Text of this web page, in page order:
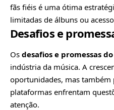
fãs fiéis é uma ótima
limitadas de álbuns ou
Desafios e
Os desafios e promessas
indústria da música. A
oportunidades, mas também
plataformas enfrentam
atenção.